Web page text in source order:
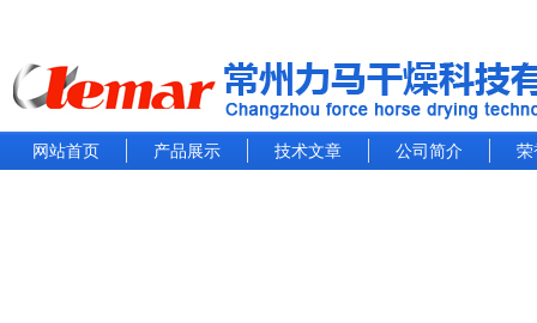
网站首页 产品展示 技术文章 公司简介 荣